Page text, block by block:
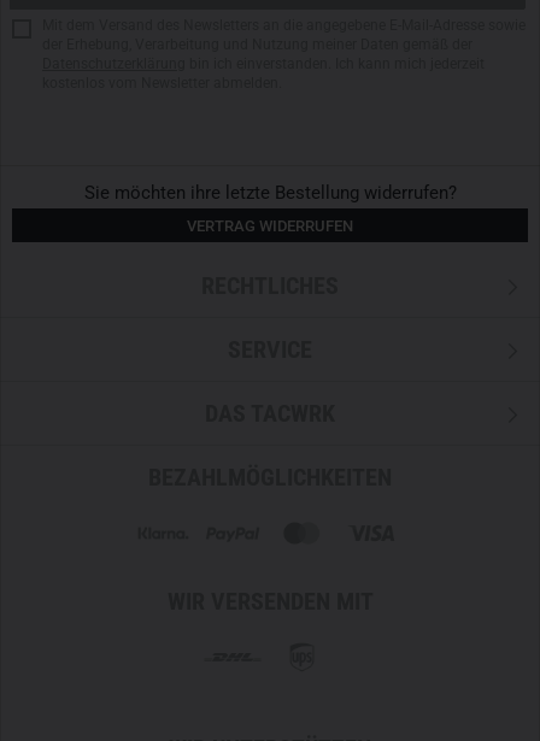
Sie möchten ihre letzte Bestellung widerrufen?
VERTRAG WIDERRUFEN